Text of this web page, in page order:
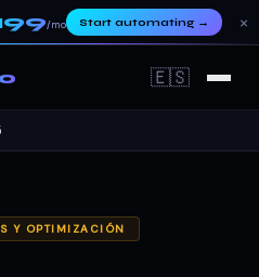
/mo Start automating→ ×
🇪🇸
Y OPTIMIZACIÓN